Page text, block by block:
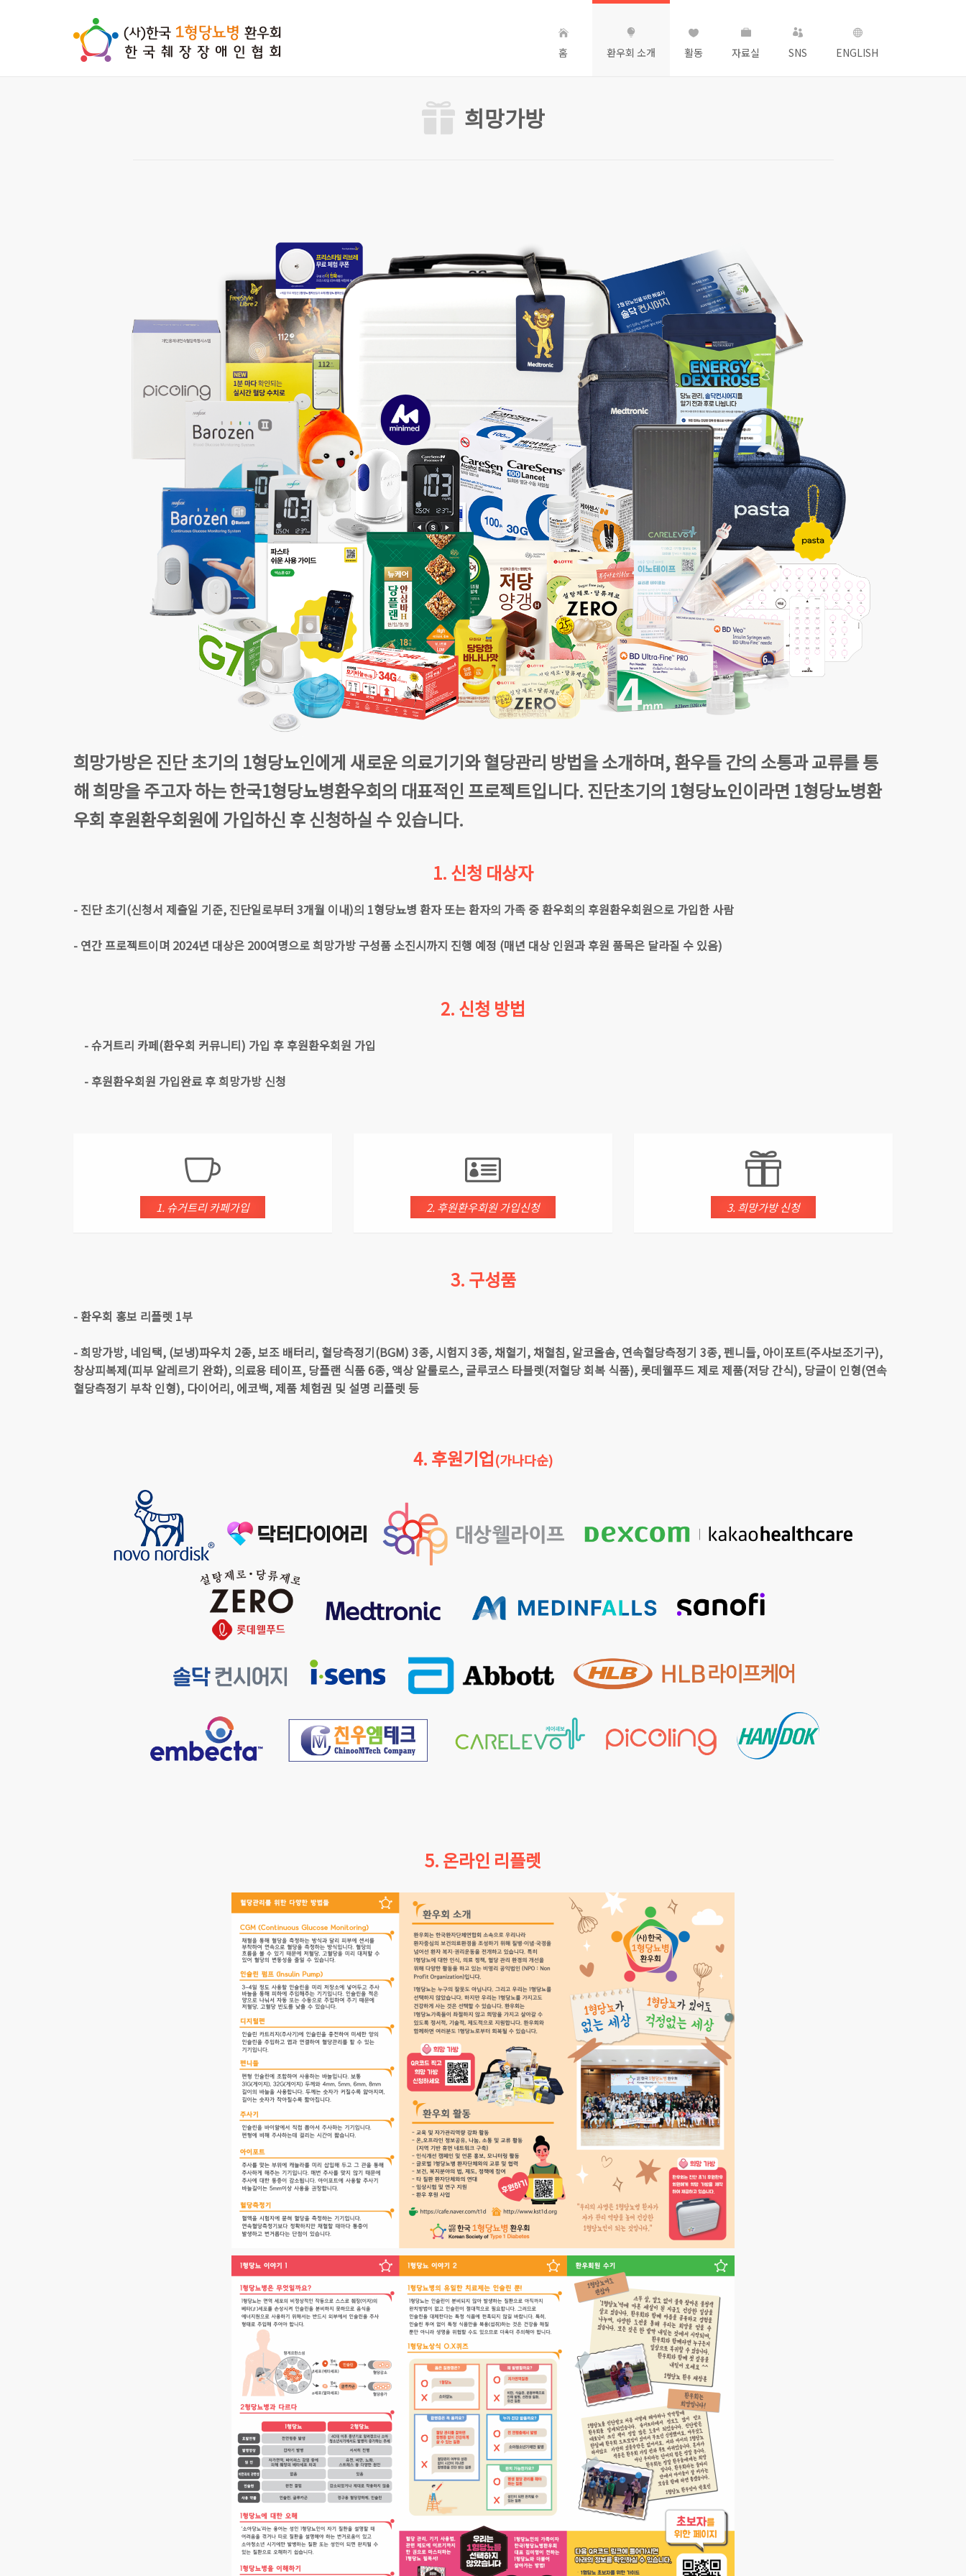
홈 환우회 소개 활동 자료실 SNS ENGLISH
희망가방
희망가방은 진단 초기의 1형당뇨인에게 새로운 의료기기와 혈당관리 방법을 소개하며, 환우들 간의 소통과 교류를 통
해 희망을 주고자 하는 한국1형당뇨병환우회의 대표적인 프로젝트입니다. 진단초기의 1형당뇨인이라면 1형당뇨병환
우회 후원환우회원에 가입하신 후 신청하실 수 있습니다.
1. 신청 대상자
- 진단 초기(신청서 제출일 기준, 진단일로부터 3개월 이내)의 1형당뇨병 환자 또는 환자의 가족 중 환우회의 후원환우회원으로 가입한 사람
- 연간 프로젝트이며 2024년 대상은 200여명으로 희망가방 구성품 소진시까지 진행 예정 (매년 대상 인원과 후원 품목은 달라질 수 있음)
2. 신청 방법
- 슈거트리 카페(환우회 커뮤니티) 가입 후 후원환우회원 가입
- 후원환우회원 가입완료 후 희망가방 신청
1. 슈거트리 카페가입 2. 후원환우회원 가입신청 3. 희망가방 신청
3. 구성품
- 환우회 홍보 리플렛 1부
- 희망가방, 네임택, (보냉)파우치 2종, 보조 배터리, 혈당측정기(BGM) 3종, 시험지 3종, 채혈기, 채혈침, 알코올솜, 연속혈당측정기 3종, 펜니들, 아이포트(주사보조기구),
창상피복제(피부 알레르기 완화), 의료용 테이프, 당플랜 식품 6종, 액상 알룰로스, 글루코스 타블렛(저혈당 회복 식품), 롯데웰푸드 제로 제품(저당 간식), 당글이 인형(연속
혈당측정기 부착 인형), 다이어리, 에코백, 제품 체험권 및 설명 리플렛 등
4. 후원기업(가나다순)
5. 온라인 리플렛